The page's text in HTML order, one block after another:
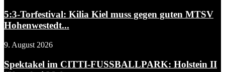
5:3-Torfestival: Kilia Kiel muss gegen guten MTSV
Hohenwestedt...
9. August 2026
Spektakel im CITTI-FUSSBALLPARK: Holstein II